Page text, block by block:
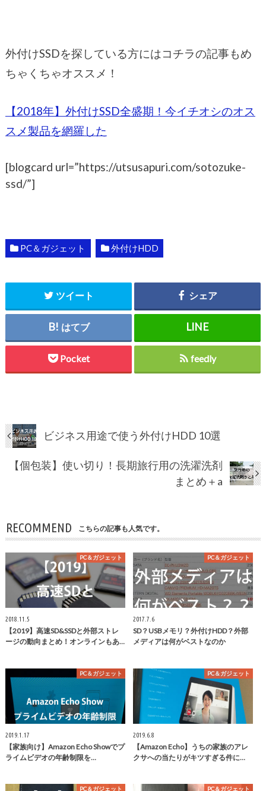
外付けSSDを探している方にはコチラの記事もめ
ちゃくちゃオススメ！
【2018年】外付けSSD全盛期！今イチオシのオス
スメ製品を網羅した
[blogcard url=”https://utsusapuri.com/sotozuke-
ssd/”]
PC＆ガジェット 外付けHDD
ツイート シェア
はてブ
Pocket feedly
ビジネス用途で使う外付けHDD 10選
【個包装】使い切り！長期旅行用の洗濯洗剤
まとめ＋a
RECOMMEND こちらの記事も人気です。
PC＆ガジェット
2018.11.5
【2019】高速SD&SSDと外部ストレ
ージの動向まとめ！オンラインもあ…
PC＆ガジェット
2017.7.6
SD？USBメモリ？外付けHDD？外部
メディアは何がベストなのか
PC＆ガジェット
2019.1.17
【家族向け】Amazon Echo Showでプ
ライムビデオの年齢制限を…
PC＆ガジェット
2019.6.8
【Amazon Echo】うちの家族のアレ
クサへの当たりがキツすぎる件に…
PC＆ガジェット PC＆ガジェット